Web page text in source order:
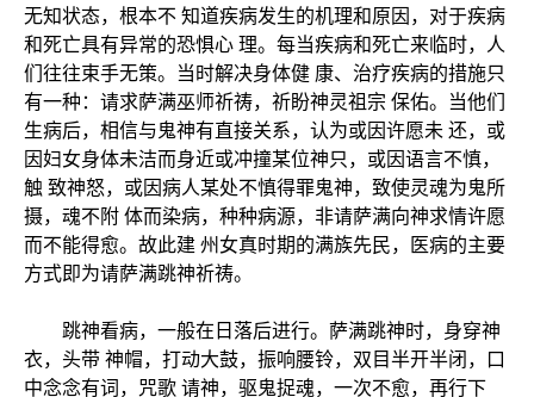
无知状态，根本不 知道疾病发生的机理和原因，对于疾病
和死亡具有异常的恐惧心 理。每当疾病和死亡来临时，人
们往往束手无策。当时解决身体健 康、治疗疾病的措施只
有一种：请求萨满巫师祈祷，祈盼神灵祖宗 保佑。当他们
生病后，相信与鬼神有直接关系，认为或因许愿未 还，或
因妇女身体未洁而身近或冲撞某位神只，或因语言不慎，
触 致神怒，或因病人某处不慎得罪鬼神，致使灵魂为鬼所
摄，魂不附 体而染病，种种病源，非请萨满向神求情许愿
而不能得愈。故此建 州女真时期的满族先民，医病的主要
方式即为请萨满跳神祈祷。
跳神看病，一般在日落后进行。萨满跳神时，身穿神
衣，头带 神帽，打动大鼓，振响腰铃，双目半开半闭，口
中念念有词，咒歌 请神，驱鬼捉魂，一次不愈，再行下